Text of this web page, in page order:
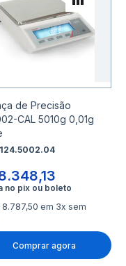
Comparar
de Precisão
CAL 5010g 0,01g
124.5002.04
8.787,50 em 3x sem
Comprar agora